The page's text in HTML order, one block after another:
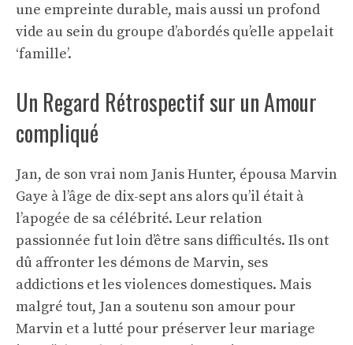
une empreinte durable, mais aussi un profond
vide au sein du groupe d’abordés qu’elle appelait
‘famille’.
Un Regard Rétrospectif sur un Amour
compliqué
Jan, de son vrai nom Janis Hunter, épousa Marvin
Gaye à l’âge de dix-sept ans alors qu’il était à
l’apogée de sa célébrité. Leur relation
passionnée fut loin d’être sans difficultés. Ils ont
dû affronter les démons de Marvin, ses
addictions et les violences domestiques. Mais
malgré tout, Jan a soutenu son amour pour
Marvin et a lutté pour préserver leur mariage